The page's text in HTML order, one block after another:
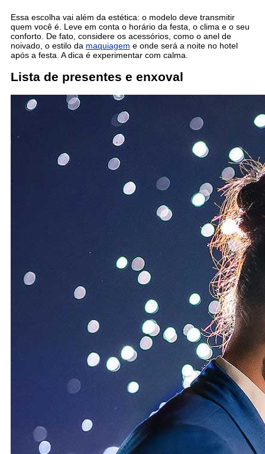
Essa escolha vai além da estética: o modelo deve transmitir
quem você é. Leve em conta o horário da festa, o clima e o seu
conforto. De fato, considere os acessórios, como o anel de
noivado, o estilo da maquiagem e onde será a noite no hotel
após a festa. A dica é experimentar com calma.
Lista de presentes e enxoval